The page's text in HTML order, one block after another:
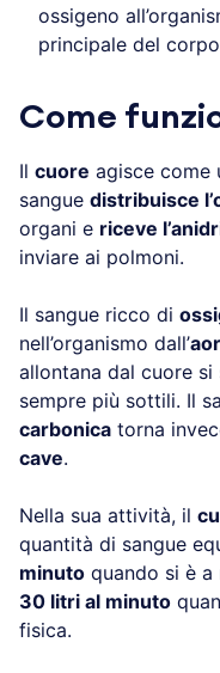
ossigeno
principale del
Come
Il cuore agisce come
sangue distribuisce
organi e riceve
inviare ai polmoni.
Il sangue ricco di
nell’organismo dall’
allontana dal cuore
sempre più sottili. Il
carbonica torna
cave.
Nella sua attività, il
quantità di sangue
minuto quando si è
30 litri al minuto
fisica.